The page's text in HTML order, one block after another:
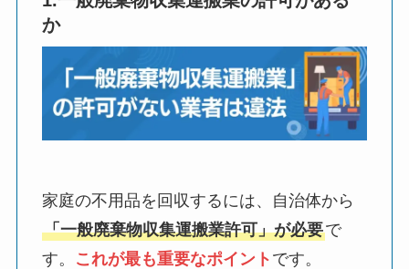
か
家庭の不用品を回収するには、自治体から
「一般廃棄物収集運搬業許可」が必要で
す。
これが最も重要なポイント です。